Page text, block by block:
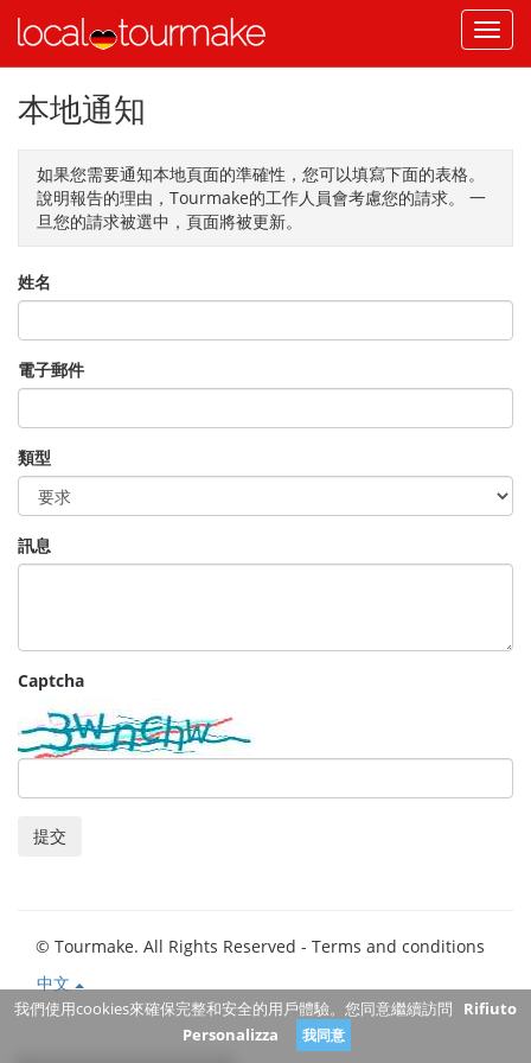
本地通知
如果您需要通知本地頁面的準確性，您可以填寫下面的表格。
說明報告的理由，Tourmake的工作人員會考慮您的請求。 一
旦您的請求被選中，頁面將被更新。
姓名
電子郵件
類型
訊息
Captcha
提交
© Tourmake. All Rights Reserved - Terms and conditions
中文
我們使用cookies來確保完整和安全的用戶體驗。您同意繼續訪問 Rifiuto
Personalizza
我同意